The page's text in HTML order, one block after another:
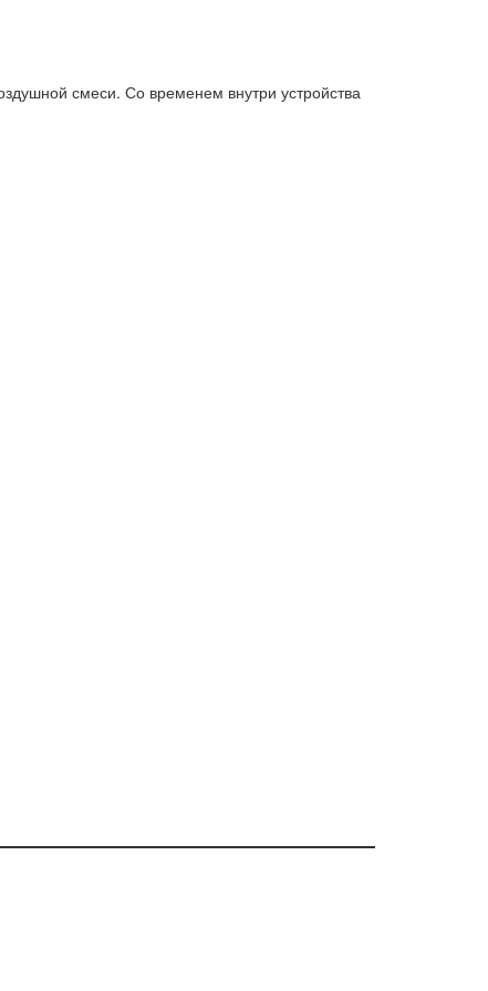
смеси. Со временем внутри устройства